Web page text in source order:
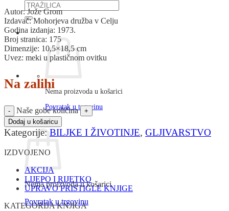
Nema proizvoda u košarici
Povratak u trgovinu
Košarica
Nema proizvoda u košarici
Povratak u trgovinu
Autor: Jože Grom
Izdavač: Mohorjeva družba v Celju
Godina izdanja: 1973.
Broj stranica: 175
Dimenzije: 10,5×18,5 cm
Uvez: meki u plastičnom ovitku
Na zalihi
Naše gobe količina
Dodaj u košaricu
Kategorije: BILJKE I ŽIVOTINJE, GLJIVARSTVO
IZDVOJENO
AKCIJA
LIJEPO I RIJETKO
UPRAVO PRISTIGLE KNJIGE
KATEGORIJA KNJIGA